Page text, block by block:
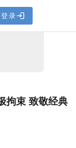
用遇到
登录
拘束 致敬经典